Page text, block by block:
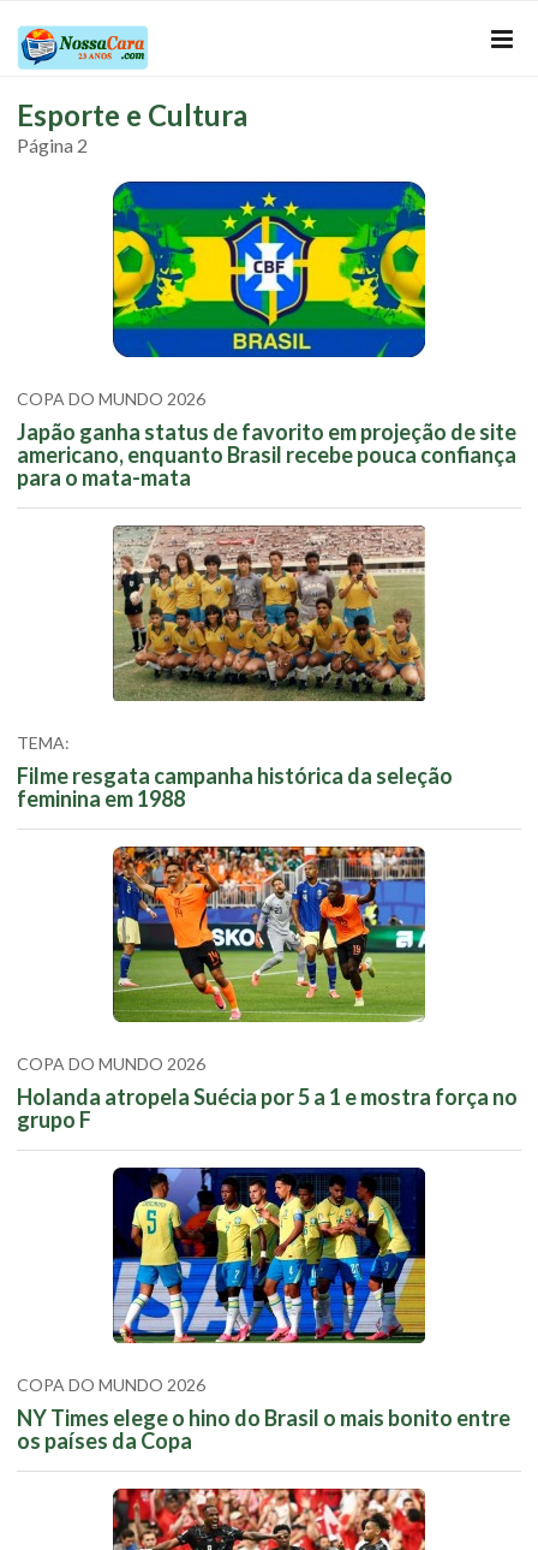
Esporte e Cultura
Página 2
COPA DO MUNDO 2026
Japão ganha status de favorito em projeção de site
americano, enquanto Brasil recebe pouca confiança
para o mata-mata
TEMA:
Filme resgata campanha histórica da seleção
feminina em 1988
COPA DO MUNDO 2026
Holanda atropela Suécia por 5 a 1 e mostra força no
grupo F
COPA DO MUNDO 2026
NY Times elege o hino do Brasil o mais bonito entre
os países da Copa